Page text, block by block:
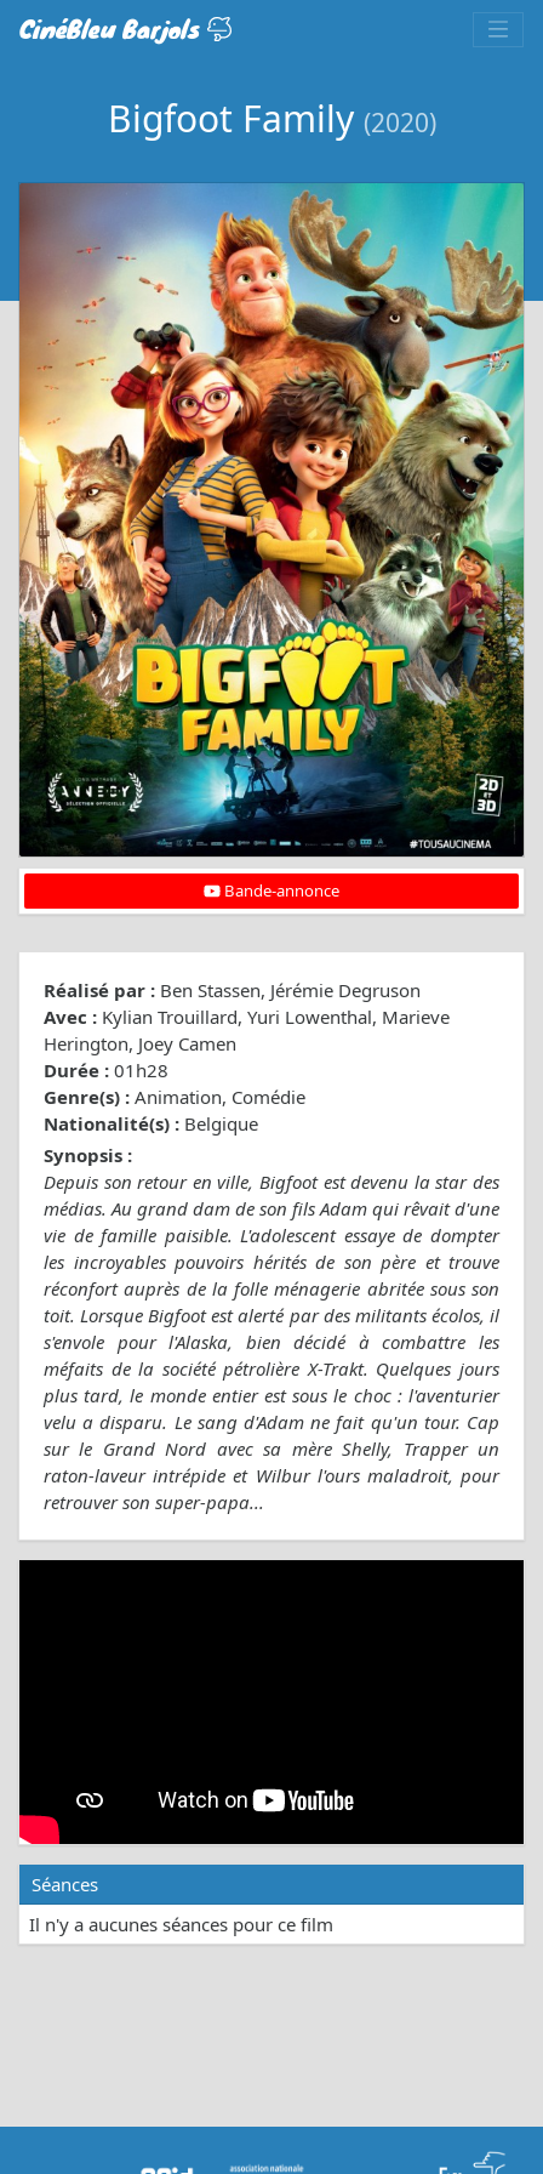
CinéBleu Barjols
Bigfoot Family (2020)
Bande-annonce
Réalisé par : Ben Stassen, Jérémie Degruson
Avec : Kylian Trouillard, Yuri Lowenthal, Marieve
Herington, Joey Camen
Durée : 01h28
Genre(s) : Animation, Comédie
Nationalité(s) : Belgique
Synopsis :
Depuis son retour en ville, Bigfoot est devenu la star des
médias. Au grand dam de son fils Adam qui rêvait d'une
vie de famille paisible. L'adolescent essaye de dompter
les incroyables pouvoirs hérités de son père et trouve
réconfort auprès de la folle ménagerie abritée sous son
toit. Lorsque Bigfoot est alerté par des militants écolos, il
s'envole pour l'Alaska, bien décidé à combattre les
méfaits de la société pétrolière X-Trakt. Quelques jours
plus tard, le monde entier est sous le choc : l'aventurier
velu a disparu. Le sang d'Adam ne fait qu'un tour. Cap
sur le Grand Nord avec sa mère Shelly, Trapper un
raton-laveur intrépide et Wilbur l'ours maladroit, pour
retrouver son super-papa...
Séances
Il n'y a aucunes séances pour ce film